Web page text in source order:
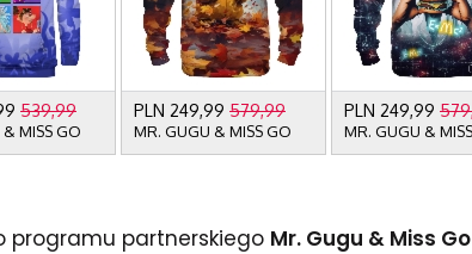
programu partnerskiego Mr. Gugu & Miss Go